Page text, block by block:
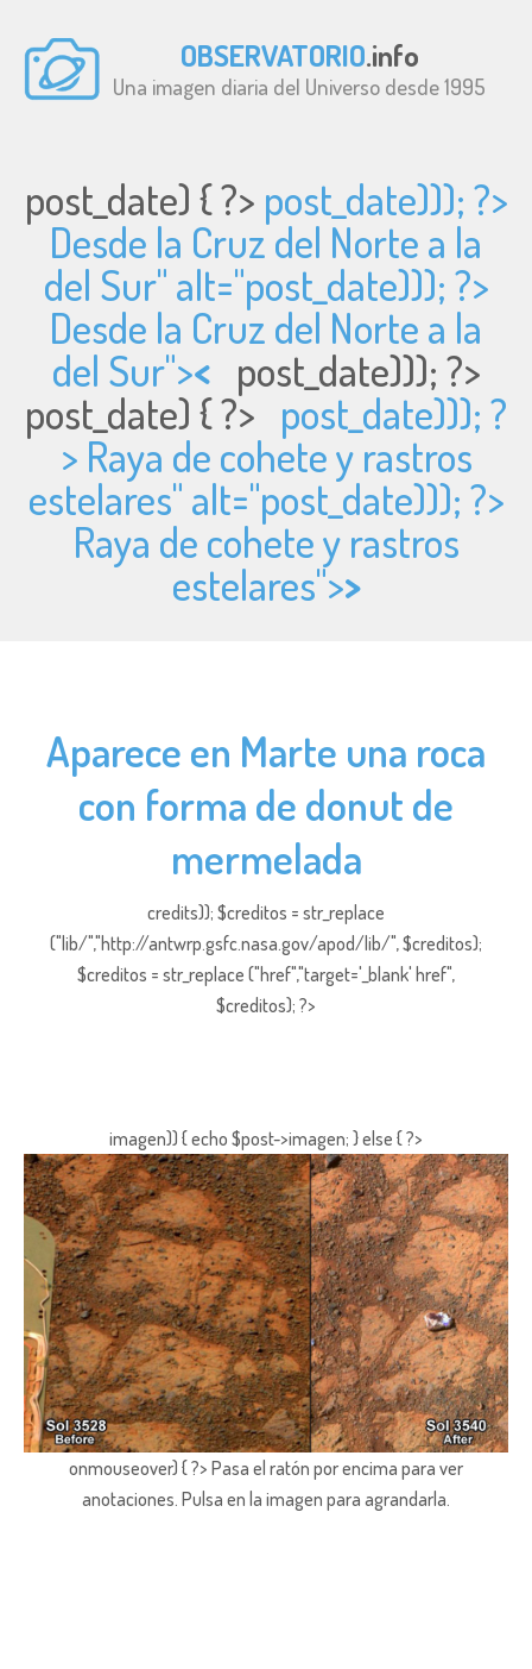
OBSERVATORIO.info
Una imagen diaria del Universo desde 1995
post_date) { ?> post_date))); ?>
Desde la Cruz del Norte a la
del Sur" alt="post_date))); ?>
Desde la Cruz del Norte a la
del Sur">< post_date))); ?>
post_date) { ?> post_date))); ?
> Raya de cohete y rastros
estelares" alt="post_date))); ?>
Raya de cohete y rastros
estelares">>
Aparece en Marte una roca
con forma de donut de
mermelada
credits)); $creditos = str_replace
("lib/","http://antwrp.gsfc.nasa.gov/apod/lib/", $creditos);
$creditos = str_replace ("href","target='_blank' href",
$creditos); ?>
imagen)) { echo $post->imagen; } else { ?>
onmouseover) { ?> Pasa el ratón por encima para ver
anotaciones. Pulsa en la imagen para agrandarla.